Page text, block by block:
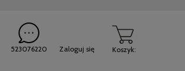
Koszyk:
523076220 Zaloguj się